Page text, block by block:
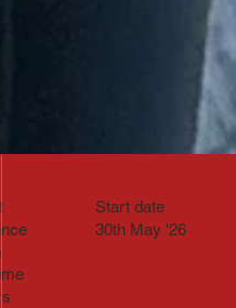
Start date
30th May '26